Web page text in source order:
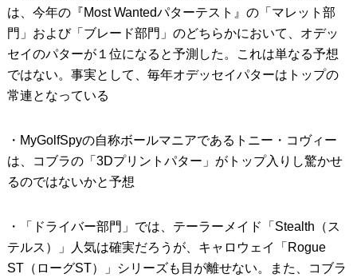
は、今年の『Most Wantedパターテスト』の「マレット部
門」および「ブレード部門」のどちらかにおいて、オデッ
セイのパターが１位になると予測した。これは単なる予想
ではない。事実として、毎年オデッセイパターはトップの
常連となっている
・MyGolfSpyの自称ボールマニアであるトニー・コヴィー
は、コブラの「3Dプリントパター」がトップ入りし驚かせ
るのではないかと予想
・「ドライバー部門」では、テーラーメイド「Stealth（ス
テルス）」人気は確実だろうが、キャロウェイ「Rogue
ST（ローグST）」シリーズも目が離せない。また、コブラ